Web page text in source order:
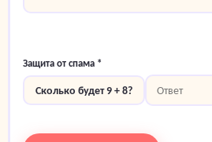
Защита от спама *
Сколько будет 9 + 8?